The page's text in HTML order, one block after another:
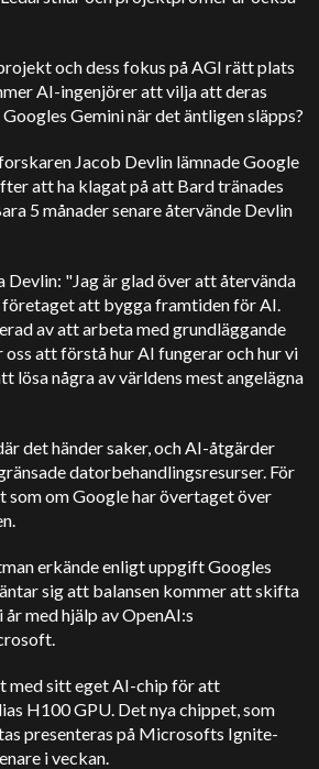
och dess fokus på AGI rätt plats
AI-ingenjörer att vilja att deras
Gemini när det äntligen släpps?
Jacob Devlin lämnade Google
att ha klagat på att Bard tränades
5 månader senare återvände Devlin
Devlin: "Jag är glad över att återvända
att bygga framtiden för AI.
av att arbeta med grundläggande
att förstå hur AI fungerar och hur vi
lösa några av världens mest angelägna
det händer saker, och AI-åtgärder
datorbehandlingsresurser. För
som om Google har övertaget över
erkände enligt uppgift Googles
sig att balansen kommer att skifta
år med hjälp av OpenAI:s
med sitt eget AI-chip för att
H100 GPU. Det nya chippet, som
presenteras på Microsofts Ignite-
i veckan.